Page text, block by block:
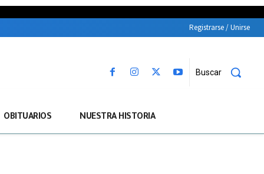
Registrarse / Unirse
Buscar
OBITUARIOS NUESTRA HISTORIA